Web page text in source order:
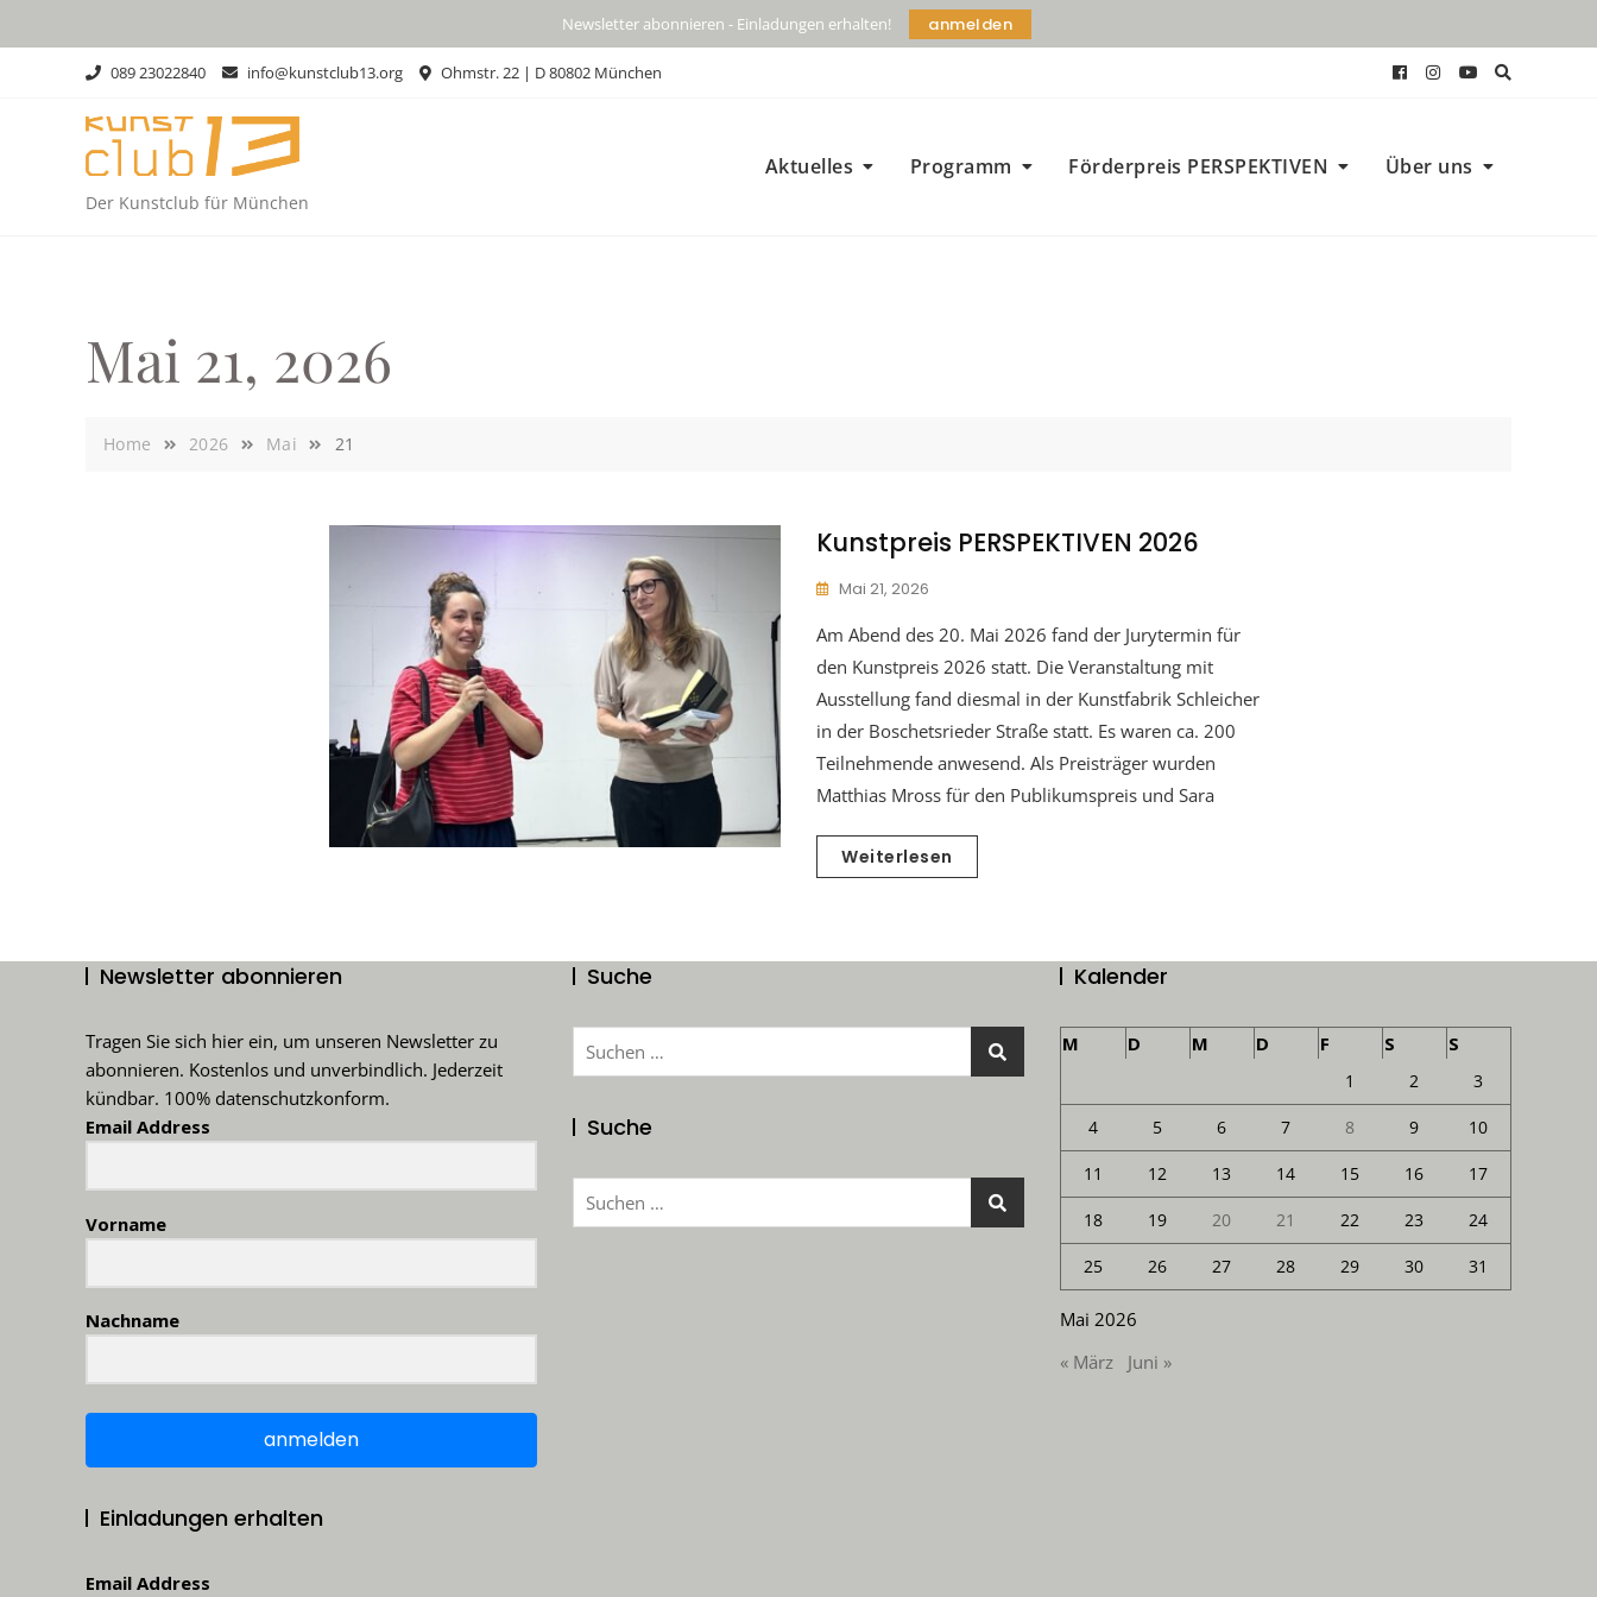
Newsletter abonnieren - Einladungen erhalten! anmelden
089 23022840 info@kunstclub13.org Ohmstr. 22 | D 80802 München
Der Kunstclub für München
Aktuelles Programm Förderpreis PERSPEKTIVEN Über uns
Mai 21, 2026
Home 2026 Mai 21
Kunstpreis PERSPEKTIVEN 2026
Mai 21, 2026
Am Abend des 20. Mai 2026 fand der Jurytermin für
den Kunstpreis 2026 statt. Die Veranstaltung mit
Ausstellung fand diesmal in der Kunstfabrik Schleicher
in der Boschetsrieder Straße statt. Es waren ca. 200
Teilnehmende anwesend. Als Preisträger wurden
Matthias Mross für den Publikumspreis und Sara
Weiterlesen
Newsletter abonnieren
Tragen Sie sich hier ein, um unseren Newsletter zu
abonnieren. Kostenlos und unverbindlich. Jederzeit
kündbar. 100% datenschutzkonform.
Email Address
Vorname
Nachname
anmelden
Einladungen erhalten
Email Address
Suche
Suchen
Suche
Suchen
Kalender
Mai 2026
M D M D F S S
1 2 3
4 5 6 7 8 9 10
11 12 13 14 15 16 17
18 19 20 21 22 23 24
25 26 27 28 29 30 31
« März Juni »